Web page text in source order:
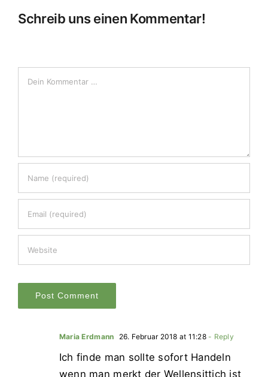
Schreib uns einen Kommentar!
Maria Erdmann 26. Februar 2018 at 11:28- Reply
Ich finde man sollte sofort Handeln
wenn man merkt der Wellensittich ist